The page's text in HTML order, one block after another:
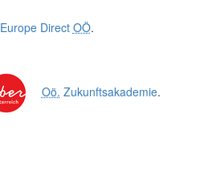
Europe Direct OÖ.
Oö. Zukunftsakademie.